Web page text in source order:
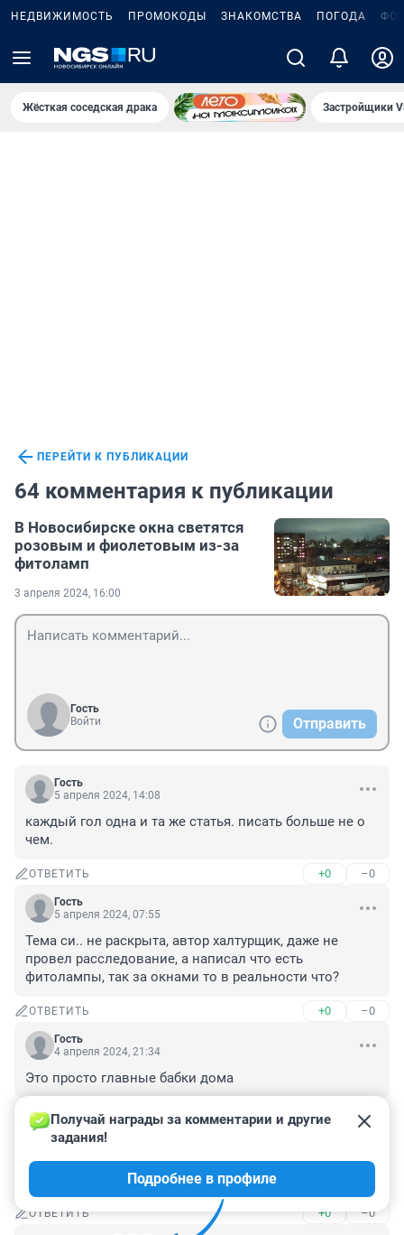
НЕДВИЖИМОСТЬ ПРОМОКОДЫ ЗНАКОМСТВА ПОГОДА
Жёсткая соседская драка Застройщики
ПЕРЕЙТИ К ПУБЛИКАЦИИ
64 комментария к публикации
В Новосибирске окна светятся
розовым и фиолетовым из-за
фитоламп
3 апреля 2024, 16:00
Гость
Войти
Отправить
Гость
5 апреля 2024, 14:08
каждый гол одна и та же статья. писать больше не о
чем.
ОТВЕТИТЬ +0 –0
Гость
5 апреля 2024, 07:55
Тема си.. не раскрыта, автор халтурщик, даже не
провел расследование, а написал что есть
фитолампы, так за окнами то в реальности что?
ОТВЕТИТЬ +0 –0
Гость
4 апреля 2024, 21:34
Это просто главные бабки дома
ОТВЕТИТЬ –0
Гость
ОТВЕТИТЬ +0 –0
Получай награды за комментарии и другие
задания!
Подробнее в профиле